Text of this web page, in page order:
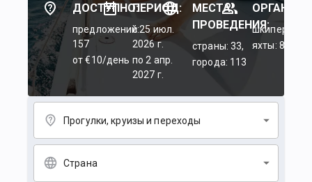
ДОСТУПНО:
предложений:
157
от €10/день
ПЕРИОД:
c 25 июл.
2026 г.
по 2 апр.
2027 г.
МЕСТА
ПРОВЕДЕНИЯ:
страны: 33,
города: 113
шкиперы: 45,
яхты: 84
Прогулки, круизы и переходы
Страна